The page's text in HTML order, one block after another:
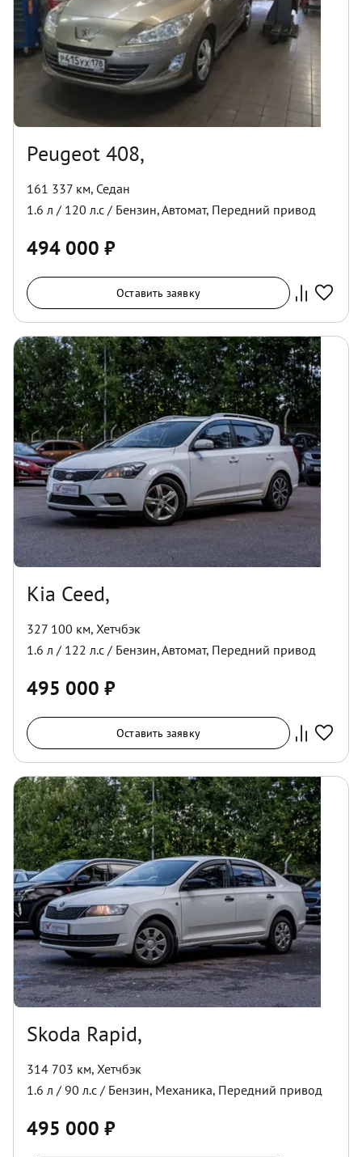
Peugeot 408,
161 337 км, Седан
1.6 л / 120 л.с / Бензин,Автомат, Передний привод
494 000 ₽
Оставить заявку
Kia Ceed,
327 100 км, Хетчбэк
1.6 л / 122 л.с / Бензин,Автомат, Передний привод
495 000 ₽
Оставить заявку
Skoda Rapid,
314 703 км, Хетчбэк
1.6 л / 90 л.с / Бензин, Механика, Передний привод
495 000 ₽